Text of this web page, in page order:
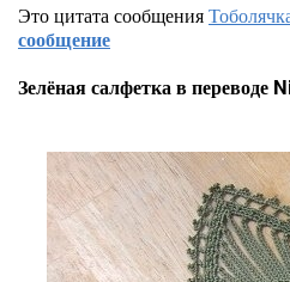
Это цитата сообщения
сообщение
Зелёная салфетка в переводе